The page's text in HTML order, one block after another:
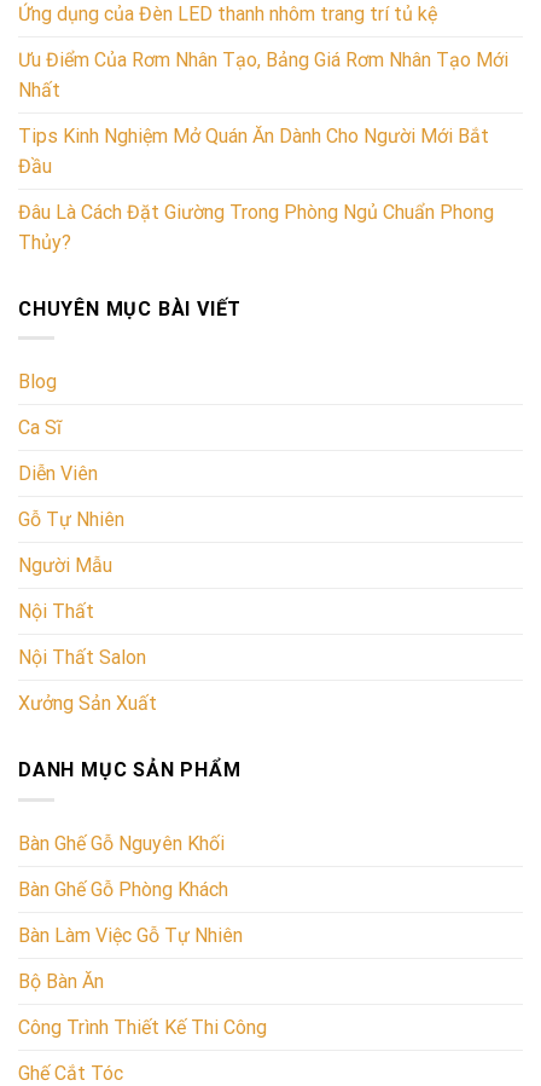
Ứng dụng của Đèn LED thanh nhôm trang trí tủ kệ
Ưu Điểm Của Rơm Nhân Tạo, Bảng Giá Rơm Nhân Tạo Mới
Nhất
Tips Kinh Nghiệm Mở Quán Ăn Dành Cho Người Mới Bắt
Đầu
Đâu Là Cách Đặt Giường Trong Phòng Ngủ Chuẩn Phong
Thủy?
CHUYÊN MỤC BÀI VIẾT
Blog
Ca Sĩ
Diễn Viên
Gỗ Tự Nhiên
Người Mẫu
Nội Thất
Nội Thất Salon
Xưởng Sản Xuất
DANH MỤC SẢN PHẨM
Bàn Ghế Gỗ Nguyên Khối
Bàn Ghế Gỗ Phòng Khách
Bàn Làm Việc Gỗ Tự Nhiên
Bộ Bàn Ăn
Công Trình Thiết Kế Thi Công
Ghế Cắt Tóc